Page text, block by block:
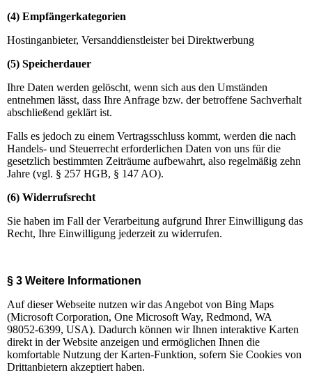
(4) Empfängerkategorien
Hostinganbieter, Versanddienstleister bei Direktwerbung
(5) Speicherdauer
Ihre Daten werden gelöscht, wenn sich aus den Umständen
entnehmen lässt, dass Ihre Anfrage bzw. der betroffene Sachverhalt
abschließend geklärt ist.
Falls es jedoch zu einem Vertragsschluss kommt, werden die nach
Handels- und Steuerrecht erforderlichen Daten von uns für die
gesetzlich bestimmten Zeiträume aufbewahrt, also regelmäßig zehn
Jahre (vgl. § 257 HGB, § 147 AO).
(6) Widerrufsrecht
Sie haben im Fall der Verarbeitung aufgrund Ihrer Einwilligung das
Recht, Ihre Einwilligung jederzeit zu widerrufen.
§ 3 Weitere Informationen
Auf dieser Webseite nutzen wir das Angebot von Bing Maps
(Microsoft Corporation, One Microsoft Way, Redmond, WA
98052-6399, USA). Dadurch können wir Ihnen interaktive Karten
direkt in der Website anzeigen und ermöglichen Ihnen die
komfortable Nutzung der Karten-Funktion, sofern Sie Cookies von
Drittanbietern akzeptiert haben.